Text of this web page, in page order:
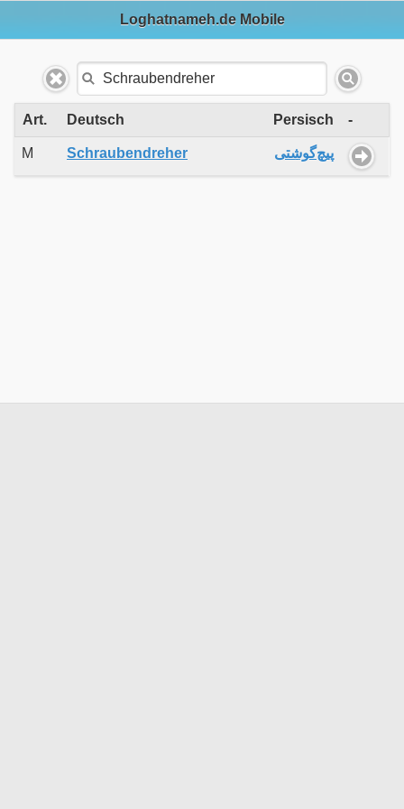
Loghatnameh.de Mobile
Art. Deutsch Persisch -
M Schraubendreher پیچ‌گوشتی